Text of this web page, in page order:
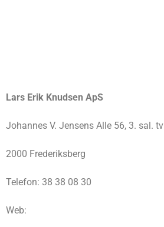
Lars Erik Knudsen ApS
Johannes V. Jensens Alle 56, 3. sal. tv
2000 Frederiksberg
Telefon: 38 38 08 30
Web: